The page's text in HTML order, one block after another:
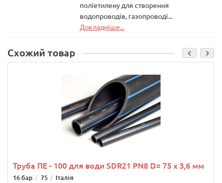
поліетилену для створення
водопроводів, газопроводі...
Докладніше...
Схожий товар
Труба ПЕ - 100 для води SDR21 PN8 D= 75 х 3,6 мм
16 бар 75 Італія